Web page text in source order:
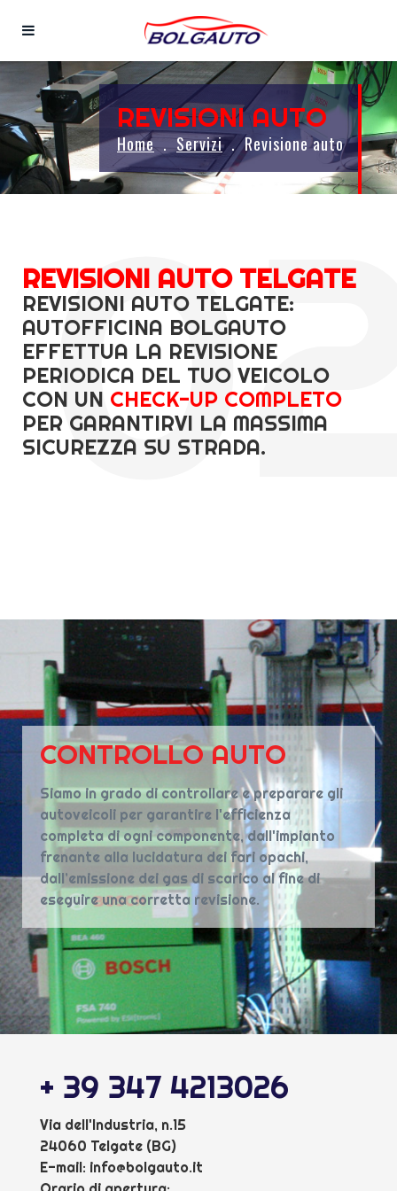
REVISIONI AUTO
Home Servizi Revisione auto
REVISIONI AUTO TELGATE
REVISIONI AUTO TELGATE:
AUTOFFICINA BOLGAUTO
EFFETTUA LA REVISIONE
PERIODICA DEL TUO VEICOLO
CON UN CHECK-UP COMPLETO
PER GARANTIRVI LA MASSIMA
SICUREZZA SU STRADA.
CONTROLLO AUTO
Siamo in grado di controllare e preparare gli
autoveicoli per garantire l'efficienza
completa di ogni componente, dall'impianto
frenante alla lucidatura dei fari opachi,
dall’emissione dei gas di scarico al fine di
eseguire una corretta revisione.
+ 39 347 4213026
Via dell'Industria, n.15
24060 Telgate (BG)
E-mail: info@bolgauto.it